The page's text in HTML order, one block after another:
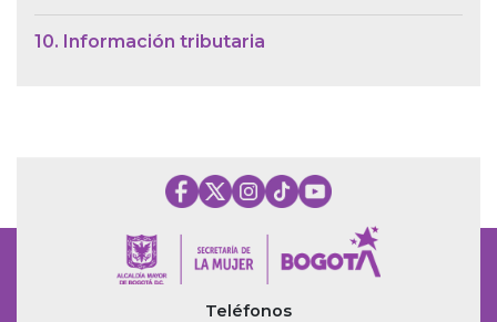
10. Información tributaria
Teléfonos